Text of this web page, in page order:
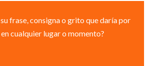
frase, consigna o grito que daría por
cualquier lugar o momento?